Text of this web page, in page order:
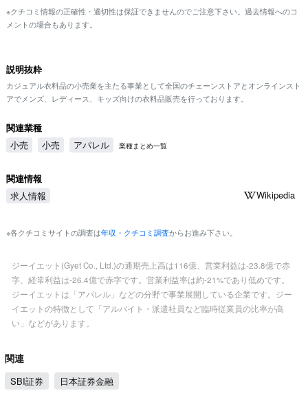
※クチコミ情報の正確性・適切性は保証できませんのでご注意下さい。過去情報へのコ
メントの場合もあります。
説明抜粋
カジュアル衣料品の小売業を主たる事業として全国のチェーンストアとオンラインスト
アでメンズ、レディース、キッズ向けの衣料品販売を行っております。
関連業種
小売
小売 アパレル 業種まとめ一覧
関連情報
求人情報
Wikipedia
※各クチコミサイトの調査は年収・クチコミ調査からお進み下さい。
ジーイエット(Gyet Co., Ltd.)の通期売上高は116億、営業利益は-23.8億で赤
字、経常利益は-26.4億で赤字です。営業利益率は約-21%であり低めです。
ジーイエットは「アパレル」などの分野で事業展開している企業です。ジー
イエットの特徴として「アルバイト・派遣社員など臨時従業員の比率が高
い」などがあります。
関連
SBI証券 日本証券金融